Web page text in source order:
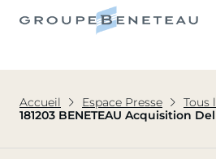
Accueil Espace Presse
Tous
181203 BENETEAU Acquisition